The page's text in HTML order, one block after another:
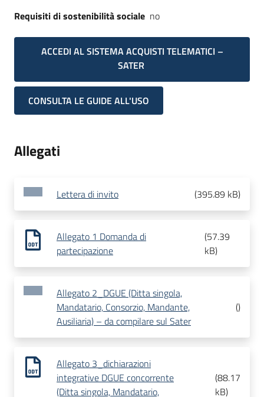
Requisiti di sostenibilità sociale no
ACCEDI AL SISTEMA ACQUISTI TELEMATICI –
SATER
CONSULTA LE GUIDE ALL'USO
Allegati
Lettera di invito (395.89 kB)
Allegato 1 Domanda di
partecipazione
(57.39
kB)
Allegato 2_DGUE (Ditta singola,
Mandatario, Consorzio, Mandante,
Ausiliaria) – da compilare sul Sater
()
Allegato 3_dichiarazioni
integrative DGUE concorrente
(Ditta singola, Mandatario,
(88.17
kB)